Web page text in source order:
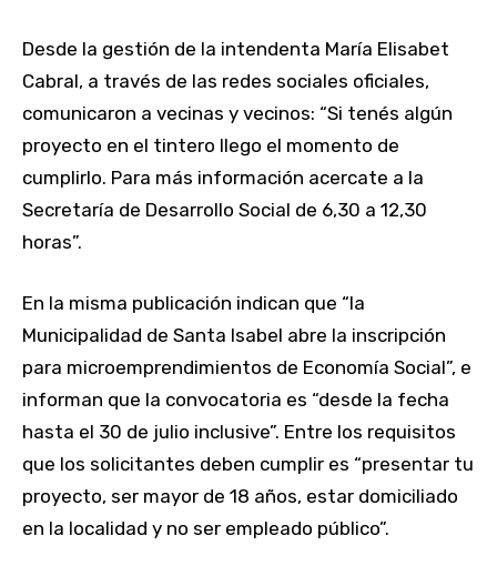
Desde la gestión de la intendenta María Elisabet
Cabral, a través de las redes sociales oficiales,
comunicaron a vecinas y vecinos: “Si tenés algún
proyecto en el tintero llego el momento de
cumplirlo. Para más información acercate a la
Secretaría de Desarrollo Social de 6,30 a 12,30
horas”.
En la misma publicación indican que “la
Municipalidad de Santa Isabel abre la inscripción
para microemprendimientos de Economía Social”, e
informan que la convocatoria es “desde la fecha
hasta el 30 de julio inclusive”. Entre los requisitos
que los solicitantes deben cumplir es “presentar tu
proyecto, ser mayor de 18 años, estar domiciliado
en la localidad y no ser empleado público”.